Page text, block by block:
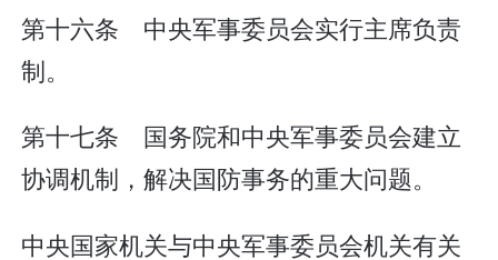
第十六条 中央军事委员会实行主席负责
制。
第十七条 国务院和中央军事委员会建立
协调机制，解决国防事务的重大问题。
中央国家机关与中央军事委员会机关有关